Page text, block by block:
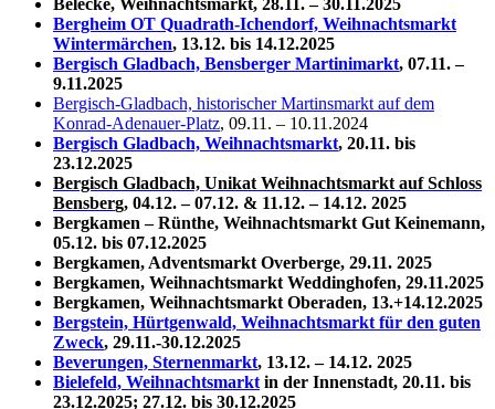
Bergheim OT Quadrath-Ichendorf, Weihnachtsmarkt
Wintermärchen, 13.12. bis 14.12.2025
Bergisch Gladbach, Bensberger Martinimarkt, 07.11. –
9.11.2025
Bergisch-Gladbach, historischer Martinsmarkt auf dem
Konrad-Adenauer-Platz, 09.11. – 10.11.2024
Bergisch Gladbach, Weihnachtsmarkt, 20.11. bis
23.12.2025
Bergisch Gladbach, Unikat Weihnachtsmarkt auf Schloss
Bensberg, 04.12. – 07.12. & 11.12. – 14.12. 2025
Bergkamen – Rünthe, Weihnachtsmarkt Gut Keinemann,
05.12. bis 07.12.2025
Bergkamen, Adventsmarkt Overberge, 29.11. 2025
Bergkamen, Weihnachtsmarkt Weddinghofen, 29.11.2025
Bergkamen, Weihnachtsmarkt Oberaden, 13.+14.12.2025
Bergstein, Hürtgenwald, Weih­nachts­markt für den gu­ten
Zweck, 29.11.-30.12.2025
Beverungen, Sternenmarkt, 13.12. – 14.12. 2025
Bielefeld, Weihnachtsmarkt in der Innenstadt, 20.11. bis
23.12.2025; 27.12. bis 30.12.2025